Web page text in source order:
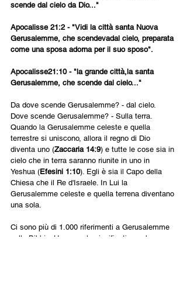
scende dal cielo da Dio..."
Apocalisse 21:2 - "Vidi la città santa Nuova
Gerusalemme, che scendevadal cielo, preparata
come una sposa adorna per il suo sposo".
Apocalisse21:10 - "la grande città,la santa
Gerusalemme, che scende dal cielo..."
Da dove scende Gerusalemme? - dal cielo.
Dove scende Gerusalemme? - Sulla terra.
Quando la Gerusalemme celeste e quella
terrestre si uniscono, allora il regno di Dio
diventa uno (Zaccaria 14:9) e tutte le cose sia in
cielo che in terra saranno riunite in uno in
Yeshua (Efesini 1:10). Egli è sia il Capo della
Chiesa che il Re d'Israele. In Lui la
Gerusalemme celeste e quella terrena diventano
una sola.
Ci sono più di 1.000 riferimenti a Gerusalemme
nella Bibbia. Ha un ruolo significativo nel regno